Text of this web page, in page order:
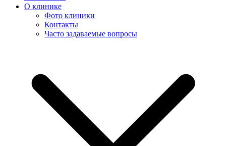
О клинике
Фото клиники
Контакты
Часто задаваемые вопросы